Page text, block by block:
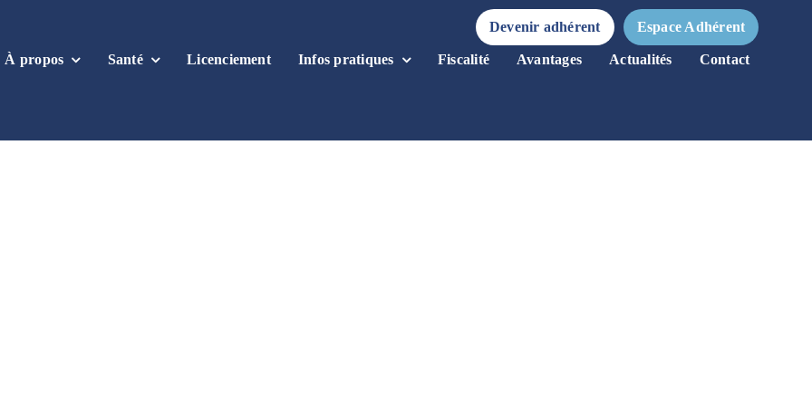
Devenir adhérent Espace Adhérent
À propos Santé Licenciement Infos pratiques Fiscalité Avantages Actualités Contact